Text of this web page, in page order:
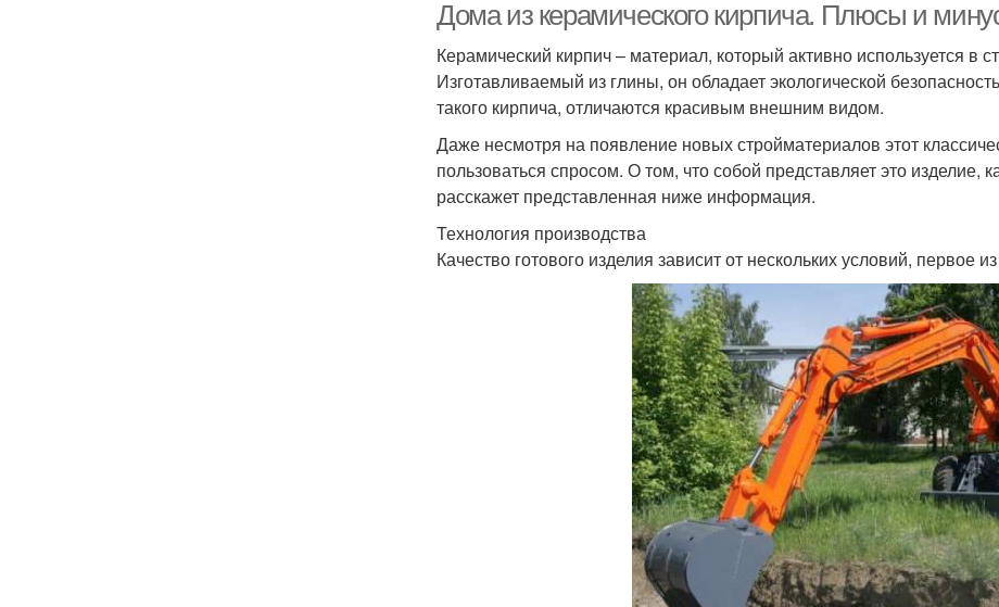
Дома из керамического кирпича. Плюсы и
Керамический кирпич – материал, который активно используется в
Изготавливаемый из глины, он обладает экологической
такого кирпича, отличаются красивым внешним видом.
Даже несмотря на появление новых стройматериалов этот
пользоваться спросом. О том, что собой представляет это
расскажет представленная ниже информация.
Технология производства
Качество готового изделия зависит от нескольких условий, первое